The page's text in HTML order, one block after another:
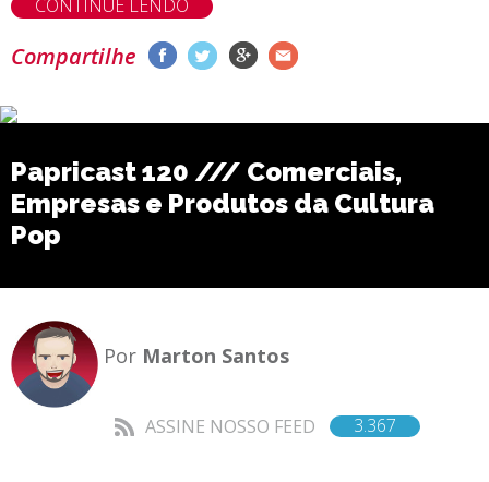
CONTINUE LENDO
Compartilhe
Papricast 120 /// Comerciais,
Empresas e Produtos da Cultura
Pop
Por Marton Santos
ASSINE NOSSO FEED 3.367